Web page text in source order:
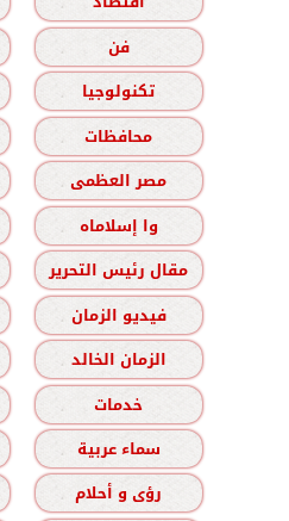
فن
تكنولوجيا
محافظات
مصر العظمى
وا إسلاماه
مقال رئيس التحرير
فيديو الزمان
الزمان الخالد
خدمات
سماء عربية
رؤى و أحلام